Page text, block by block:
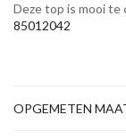
Deze top is mooi te
85012042
OPGEMETEN